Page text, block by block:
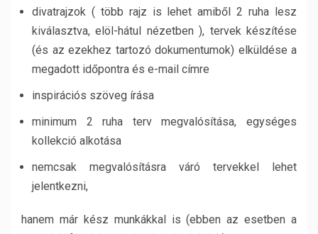
divatrajzok ( több rajz is lehet amiből 2 ruha lesz
kiválasztva, elöl-hátul nézetben ), tervek készítése
(és az ezekhez tartozó dokumentumok) elküldése a
megadott időpontra és e-mail címre
inspirációs szöveg írása
minimum 2 ruha terv megvalósítása, egységes
kollekció alkotása
nemcsak megvalósításra váró tervekkel lehet
jelentkezni,
hanem már kész munkákkal is (ebben az esetben a